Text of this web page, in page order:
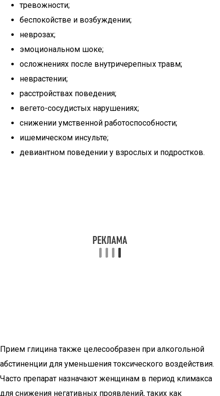
тревожности;
беспокойстве и возбуждении;
неврозах;
эмоциональном шоке;
осложнениях после внутричерепных травм;
неврастении;
расстройствах поведения;
вегето-сосудистых нарушениях;
снижении умственной работоспособности;
ишемическом инсульте;
девиантном поведении у взрослых и подростков.
Прием глицина также целесообразен при алкогольной
абстиненции для уменьшения токсического воздействия.
Часто препарат назначают женщинам в период климакса
для снижения негативных проявлений, таких как